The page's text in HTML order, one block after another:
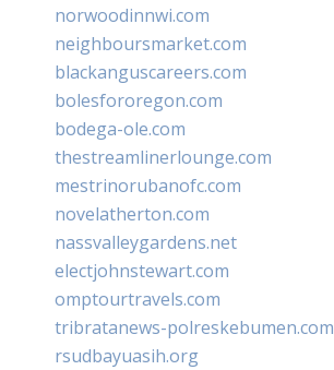
norwoodinnwi.com
neighboursmarket.com
blackanguscareers.com
bolesfororegon.com
bodega-ole.com
thestreamlinerlounge.com
mestrinorubanofc.com
novelatherton.com
nassvalleygardens.net
electjohnstewart.com
omptourtravels.com
tribratanews-polreskebumen.com
rsudbayuasih.org